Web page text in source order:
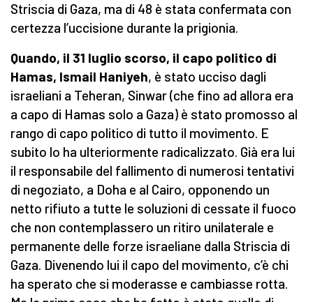
Striscia di Gaza, ma di 48 è stata confermata con
certezza l’uccisione durante la prigionia.
Quando, il 31 luglio scorso, il capo politico di
Hamas, Ismail Haniyeh, è stato ucciso dagli
israeliani a Teheran, Sinwar (che fino ad allora era
a capo di Hamas solo a Gaza) è stato promosso al
rango di capo politico di tutto il movimento. E
subito lo ha ulteriormente radicalizzato. Già era lui
il responsabile del fallimento di numerosi tentativi
di negoziato, a Doha e al Cairo, opponendo un
netto rifiuto a tutte le soluzioni di cessate il fuoco
che non contemplassero un ritiro unilaterale e
permanente delle forze israeliane dalla Striscia di
Gaza. Divenendo lui il capo del movimento, c’è chi
ha sperato che si moderasse e cambiasse rotta.